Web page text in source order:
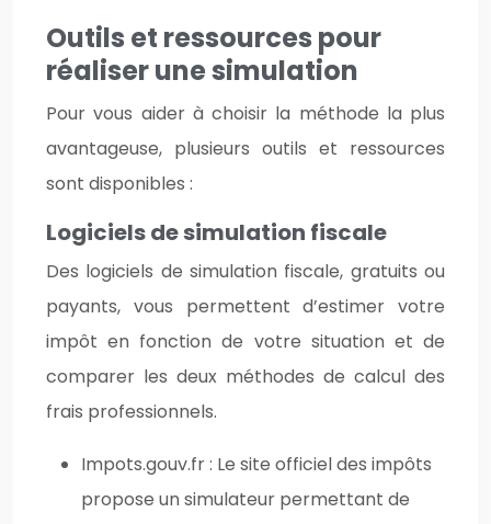
Outils et ressources pour
réaliser une simulation
Pour vous aider à choisir la méthode la plus
avantageuse, plusieurs outils et ressources
sont disponibles :
Logiciels de simulation fiscale
Des logiciels de simulation fiscale, gratuits ou
payants, vous permettent d’estimer votre
impôt en fonction de votre situation et de
comparer les deux méthodes de calcul des
frais professionnels.
Impots.gouv.fr : Le site officiel des impôts
propose un simulateur permettant de